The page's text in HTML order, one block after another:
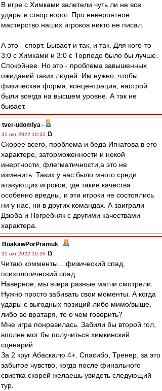
В игре с Химками залетели чуть ли не все
удары в створ ворот. Про невероятное
мастерство наших игроков никто не писал.
А это - спорт. Бывает и так, и так. Для кого-то
3:0 с Химками и 3:0 с Торпедо было бы лучше.
Спокойнее. Но это - проблема завышенных
ожиданий таких людей. Им нужно, чтобы
физическая форма, концентрация, настрой
были всегда на высшем уровне. А так не
бывает.
tver-udomlya -
31 окт 2022 10:32
Скорее всего, проблема и беда Игнатова в его
характере, заторможенности и некой
инертности, флегматичности,а это не
изменить. Таких у нас было много среди
атакующих игроков, где такие качества
особенно вредны, и эти игроки не состоялись
ни у нас, ни в других командах. А заиграли
Дзюба и Погребняк с другими качествами
характера.
BuakawPorPramuk -
31 окт 2022 10:26
Читаю комменты... физический спад,
психологический спад...
Наверное, мы вчера разные матчи смотрели.
Нужно просто забивать свои моменты. А когда
удары с выгодных позиций либо мимо/выше,
либо во вратаря, то о чем говорить?
Мне игра понравилась. Забили бы второй гол,
вполне мог бы получиться химкинский
сценарий.
За 2 круг Абаскалю 4+. Спасибо, Тренер, за это
забытое чувство, когда после финального
свистка скорей желаешь увидеть следующий
тур.